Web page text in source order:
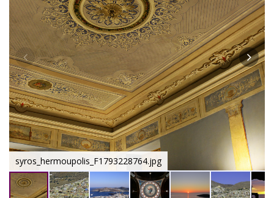
DE
IT
ES
RU
syros_hermoupolis_F1793228764.jpg